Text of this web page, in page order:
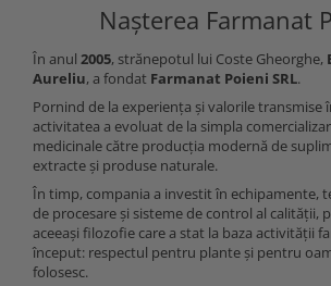
Nașterea Farmanat
În anul 2005, strănepotul lui Coste Gheorghe,
Aureliu, a fondat Farmanat Poieni SRL.
Pornind de la experiența și valorile transmise
activitatea a evoluat de la simpla
medicinale către producția modernă de
extracte și produse naturale.
În timp, compania a investit în echipamente,
de procesare și sisteme de control al calității,
aceeași filozofie care a stat la baza activității
început: respectul pentru plante și pentru
folosesc.